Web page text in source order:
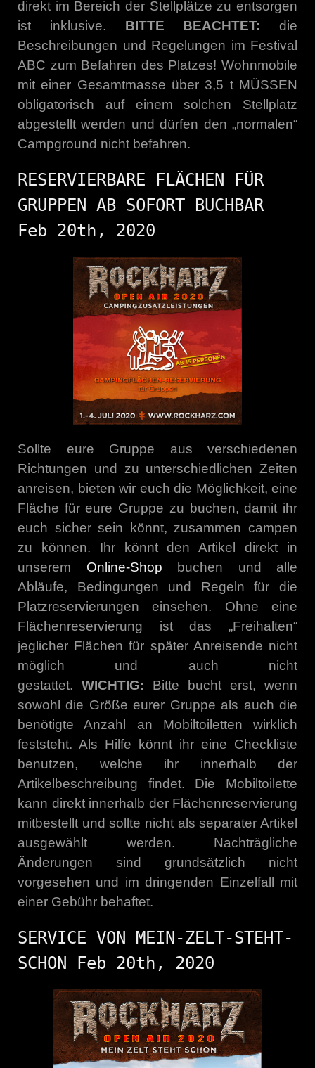
direkt im Bereich der Stellplätze zu entsorgen
ist inklusive. BITTE BEACHTET: die
Beschreibungen und Regelungen im Festival
ABC zum Befahren des Platzes! Wohnmobile
mit einer Gesamtmasse über 3,5 t MÜSSEN
obligatorisch auf einem solchen Stellplatz
abgestellt werden und dürfen den „normalen“
Campground nicht befahren.
RESERVIERBARE FLÄCHEN FÜR
GRUPPEN AB SOFORT BUCHBAR
Feb 20th, 2020
Sollte eure Gruppe aus verschiedenen
Richtungen und zu unterschiedlichen Zeiten
anreisen, bieten wir euch die Möglichkeit, eine
Fläche für eure Gruppe zu buchen, damit ihr
euch sicher sein könnt, zusammen campen
zu können. Ihr könnt den Artikel direkt in
unserem Online-Shop buchen und alle
Abläufe, Bedingungen und Regeln für die
Platzreservierungen einsehen. Ohne eine
Flächenreservierung ist das „Freihalten“
jeglicher Flächen für später Anreisende nicht
möglich und auch nicht
gestattet. WICHTIG: Bitte bucht erst, wenn
sowohl die Größe eurer Gruppe als auch die
benötigte Anzahl an Mobiltoiletten wirklich
feststeht. Als Hilfe könnt ihr eine Checkliste
benutzen, welche ihr innerhalb der
Artikelbeschreibung findet. Die Mobiltoilette
kann direkt innerhalb der Flächenreservierung
mitbestellt und sollte nicht als separater Artikel
ausgewählt werden. Nachträgliche
Änderungen sind grundsätzlich nicht
vorgesehen und im dringenden Einzelfall mit
einer Gebühr behaftet.
SERVICE VON MEIN-ZELT-STEHT-
SCHON Feb 20th, 2020